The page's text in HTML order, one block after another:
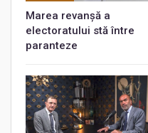
Marea revanșă a
electoratului stă între
paranteze